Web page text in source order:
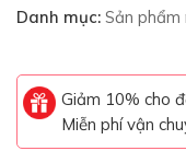
Danh mục: Sản
Giảm 10% cho
Miễn phí vận